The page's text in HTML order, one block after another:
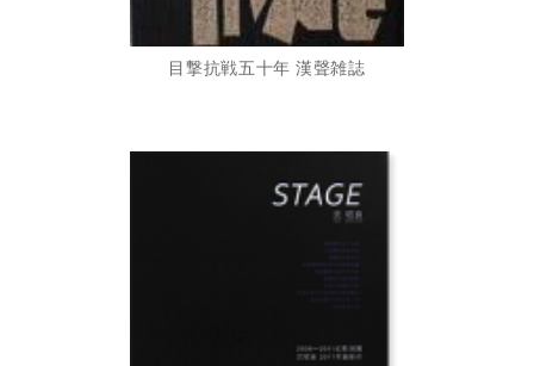
目撃抗戦五十年 漢聲雑誌